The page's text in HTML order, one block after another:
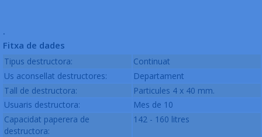
.
Fitxa de dades
Tipus destructora:
Continuat
Us aconsellat destructores:
Departament
Tall de destructora:
Particules 4 x 40 mm.
Usuaris destructora:
Mes de 10
Capacidat paperera de
destructora:
142 - 160 litres